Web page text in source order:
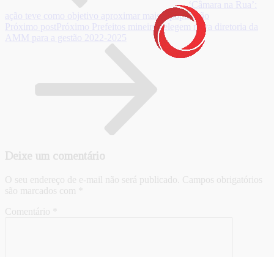
‘Câmara na Rua’:
ação teve como objetivo aproximar mais a população
Próximo post Próximo Prefeitos mineiros elegem nova diretoria da
AMM para a gestão 2022-2025
Deixe um comentário
O seu endereço de e-mail não será publicado. Campos obrigatórios
são marcados com
Comentário